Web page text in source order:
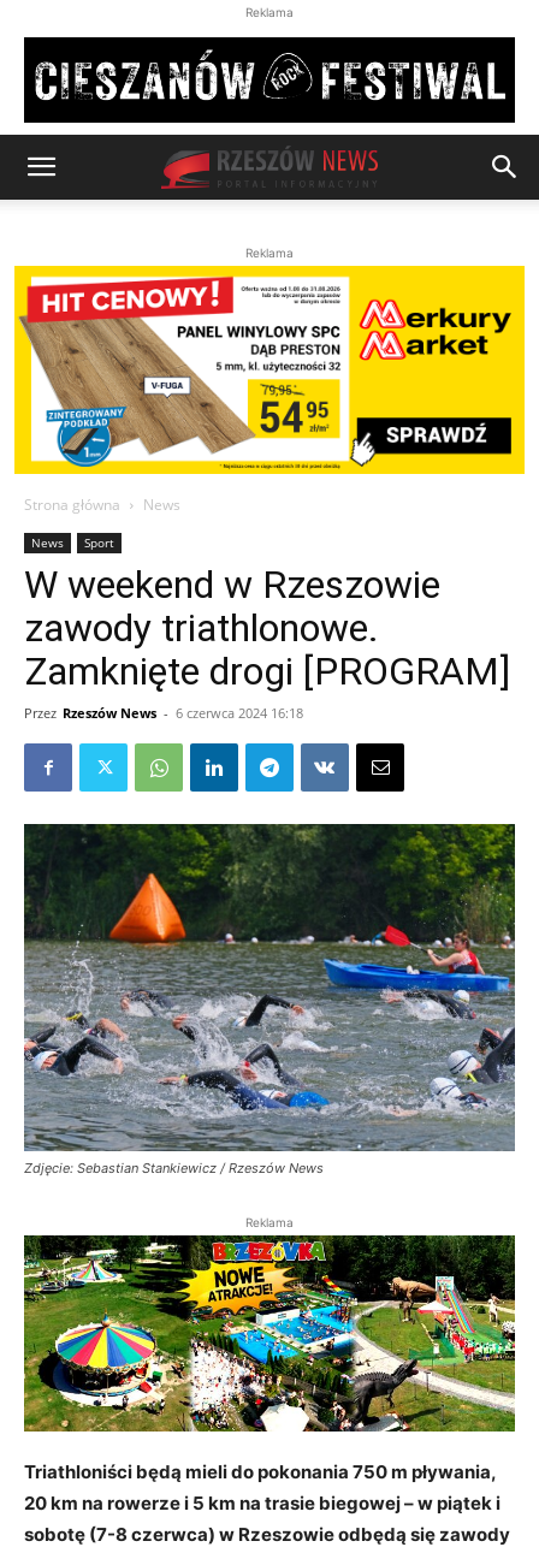
Reklama
Reklama
Strona główna News
News Sport
W weekend w Rzeszowie
zawody triathlonowe.
Zamknięte drogi [PROGRAM]
Przez Rzeszów News - 6 czerwca 2024 16:18
Zdjęcie: Sebastian Stankiewicz / Rzeszów News
Reklama
Triathloniści będą mieli do pokonania 750 m pływania,
20 km na rowerze i 5 km na trasie biegowej – w piątek i
sobotę (7-8 czerwca) w Rzeszowie odbędą się zawody